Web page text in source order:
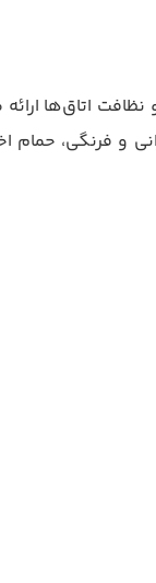
۶ تخته هستند. در این هتل خدمات
و فرنگی، حمام